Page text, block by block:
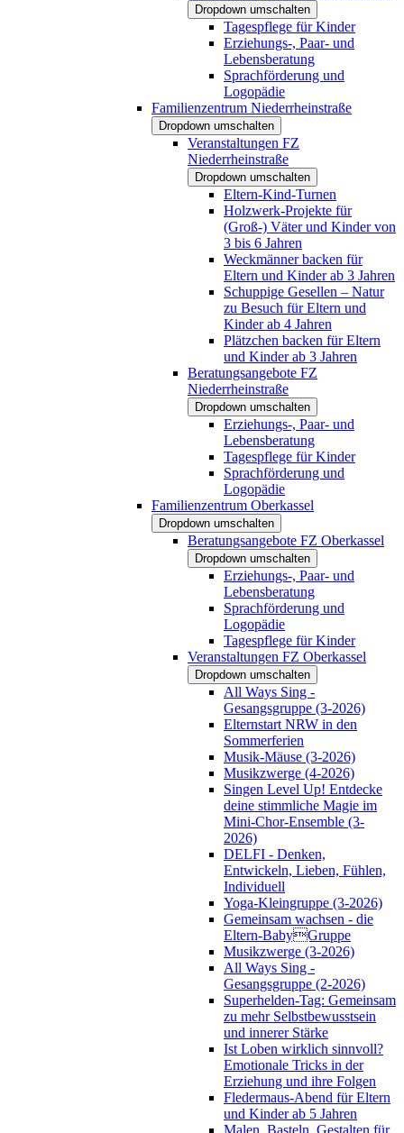
Dropdown umschalten
Tagespflege für Kinder
Erziehungs-, Paar- und
Lebensberatung
Sprachförderung und
Logopädie
Familienzentrum Niederrheinstraße
Dropdown umschalten
Veranstaltungen FZ
Niederrheinstraße
Dropdown umschalten
Eltern-Kind-Turnen
Holzwerk-Projekte für
(Groß-) Väter und Kinder von
3 bis 6 Jahren
Weckmänner backen für
Eltern und Kinder ab 3 Jahren
Schuppige Gesellen – Natur
zu Besuch für Eltern und
Kinder ab 4 Jahren
Plätzchen backen für Eltern
und Kinder ab 3 Jahren
Beratungsangebote FZ
Niederrheinstraße
Dropdown umschalten
Erziehungs-, Paar- und
Lebensberatung
Tagespflege für Kinder
Sprachförderung und
Logopädie
Familienzentrum Oberkassel
Dropdown umschalten
Beratungsangebote FZ Oberkassel
Dropdown umschalten
Erziehungs-, Paar- und
Lebensberatung
Sprachförderung und
Logopädie
Tagespflege für Kinder
Veranstaltungen FZ Oberkassel
Dropdown umschalten
All Ways Sing -
Gesangsgruppe (3-2026)
Elternstart NRW in den
Sommerferien
Musik-Mäuse (3-2026)
Musikzwerge (4-2026)
Singen Level Up! Entdecke
deine stimmliche Magie im
Mini-Chor-Ensemble (3-
2026)
DELFI - Denken,
Entwickeln, Lieben, Fühlen,
Individuell
Yoga-Kleingruppe (3-2026)
Gemeinsam wachsen - die
Eltern-BabyGruppe
Musikzwerge (3-2026)
All Ways Sing -
Gesangsgruppe (2-2026)
Superhelden-Tag: Gemeinsam
zu mehr Selbstbewusstsein
und innerer Stärke
Ist Loben wirklich sinnvoll?
Emotionale Tricks in der
Erziehung und ihre Folgen
Fledermaus-Abend für Eltern
und Kinder ab 5 Jahren
Malen, Basteln, Gestalten für